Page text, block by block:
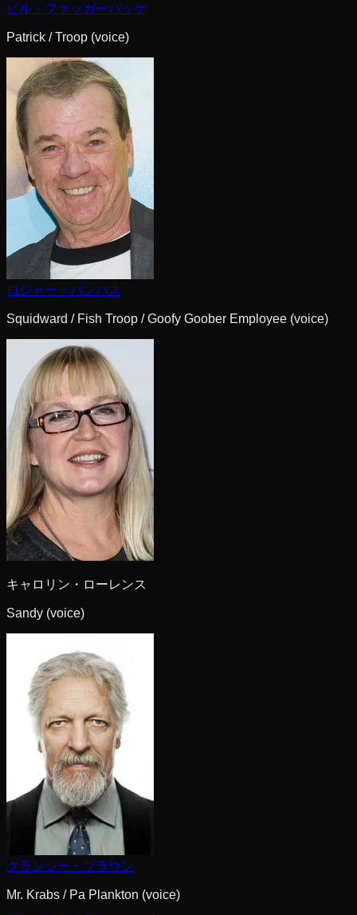
ビル・ファッガーバッケ
Patrick / Troop (voice)
ロジャー・バンパス
Squidward / Fish Troop / Goofy Goober Employee (voice)
キャロリン・ローレンス
Sandy (voice)
クランシー・ブラウン
Mr. Krabs / Pa Plankton (voice)